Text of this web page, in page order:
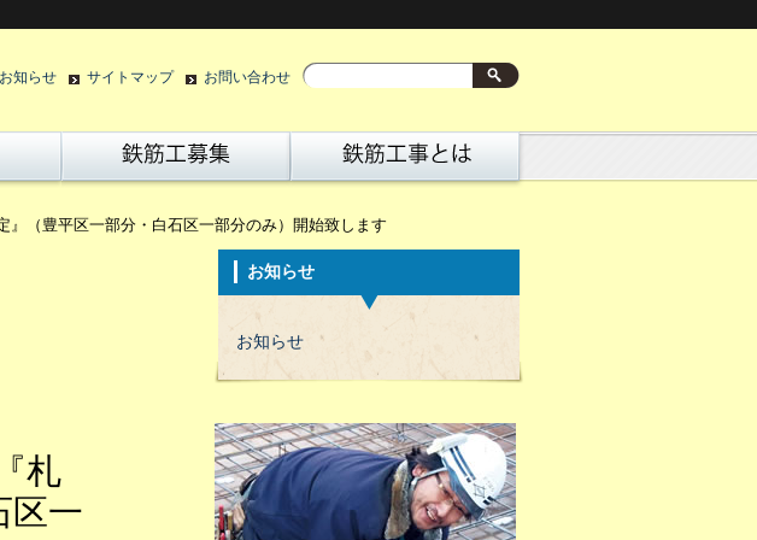
お知らせ サイトマップ お問い合わせ
（豊平区一部分・白石区一部分のみ）開始致します
札
区一
お知らせ
お知らせ